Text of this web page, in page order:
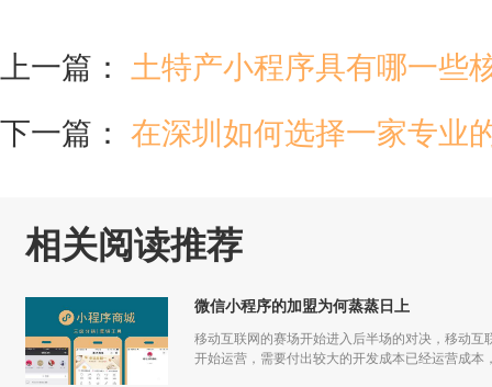
上一篇： 土特产小程序具有哪一些
下一篇： 在深圳如何选择一家专业
相关阅读推荐
微信小程序的加盟为何蒸蒸日上
移动互联网的赛场开始进入后半场的对决，移动
开始运营，需要付出较大的开发成本已经运营成